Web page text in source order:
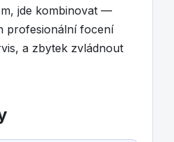
jde kombinovat —
profesionální focení
a zbytek zvládnout